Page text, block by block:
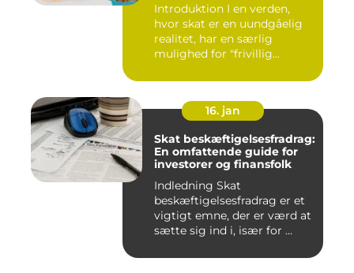
Introduktion I en verden,
hvor skat er en uundgåelig
realitet, har en særlig
mulighed for "frivillig...
16. jan
Skat beskæftigelsesfradrag:
En omfattende guide for
investorer og finansfolk
Indledning Skat
beskæftigelsesfradrag er et
vigtigt emne, der er værd at
sætte sig ind i, især for ...